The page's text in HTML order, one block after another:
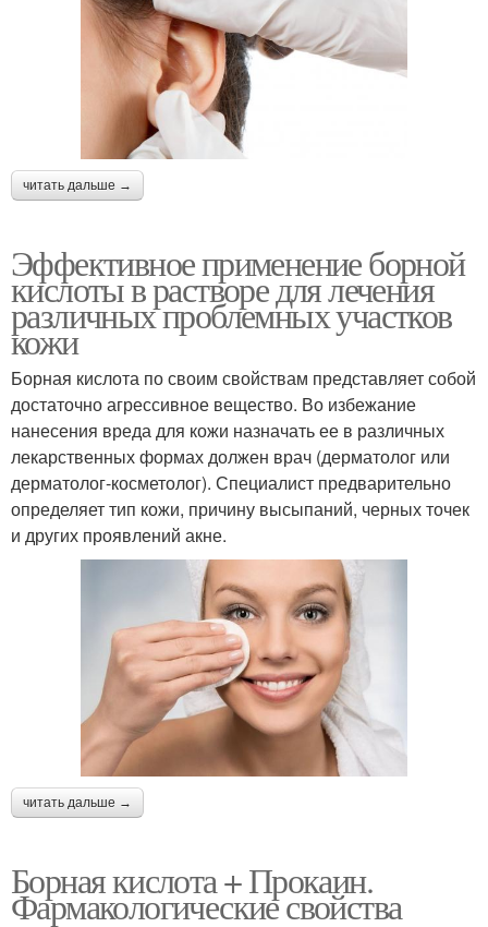
читать дальше →
Эффективное применение борной
кислоты в растворе для лечения
различных проблемных участков
кожи
Борная кислота по своим свойствам представляет собой
достаточно агрессивное вещество. Во избежание
нанесения вреда для кожи назначать ее в различных
лекарственных формах должен врач (дерматолог или
дерматолог-косметолог). Специалист предварительно
определяет тип кожи, причину высыпаний, черных точек
и других проявлений акне.
читать дальше →
Борная кислота + Прокаин.
Фармакологические свойства